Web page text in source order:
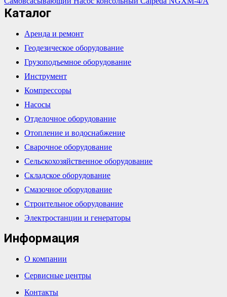
Каталог
Аренда и ремонт
Геодезическое оборудование
Грузоподъемное оборудование
Инструмент
Компрессоры
Насосы
Отделочное оборудование
Отопление и водоснабжение
Сварочное оборудование
Сельскохозяйственное оборудование
Складское оборудование
Смазочное оборудование
Строительное оборудование
Электростанции и генераторы
Информация
О компании
Сервисные центры
Контакты